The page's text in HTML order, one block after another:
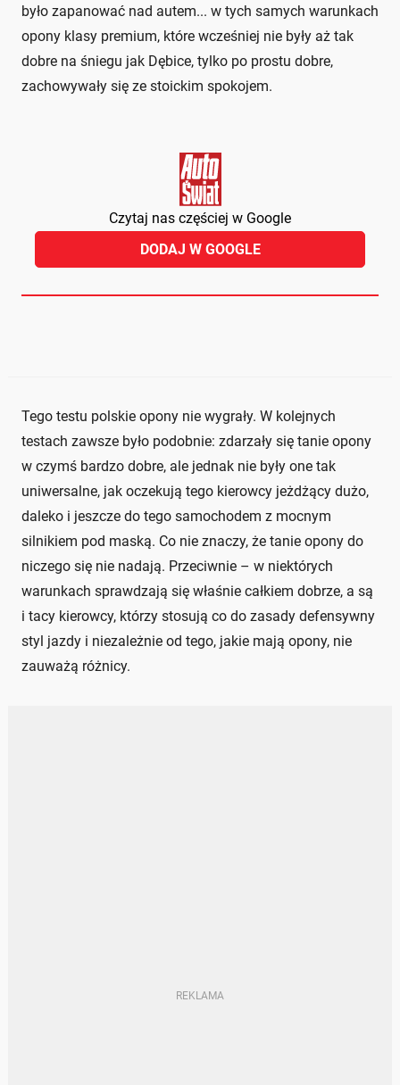
było zapanować nad autem... w tych samych warunkach
opony klasy premium, które wcześniej nie były aż tak
dobre na śniegu jak Dębice, tylko po prostu dobre,
zachowywały się ze stoickim spokojem.
Czytaj nas częściej w Google
DODAJ W GOOGLE
Tego testu polskie opony nie wygrały. W kolejnych
testach zawsze było podobnie: zdarzały się tanie opony
w czymś bardzo dobre, ale jednak nie były one tak
uniwersalne, jak oczekują tego kierowcy jeżdżący dużo,
daleko i jeszcze do tego samochodem z mocnym
silnikiem pod maską. Co nie znaczy, że tanie opony do
niczego się nie nadają. Przeciwnie – w niektórych
warunkach sprawdzają się właśnie całkiem dobrze, a są
i tacy kierowcy, którzy stosują co do zasady defensywny
styl jazdy i niezależnie od tego, jakie mają opony, nie
zauważą różnicy.